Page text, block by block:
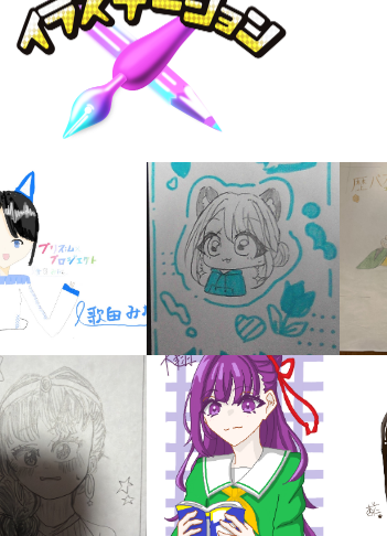
Loading ...
キーワードから探す
オフィシャルアカウント
SNSでシェアする
入
力
内
容
に
エ
ラ
ー
が
あ
る
の
で、
も